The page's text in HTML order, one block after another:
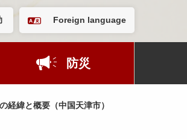
Foreign language
防災
経緯と概要（中国天津市）